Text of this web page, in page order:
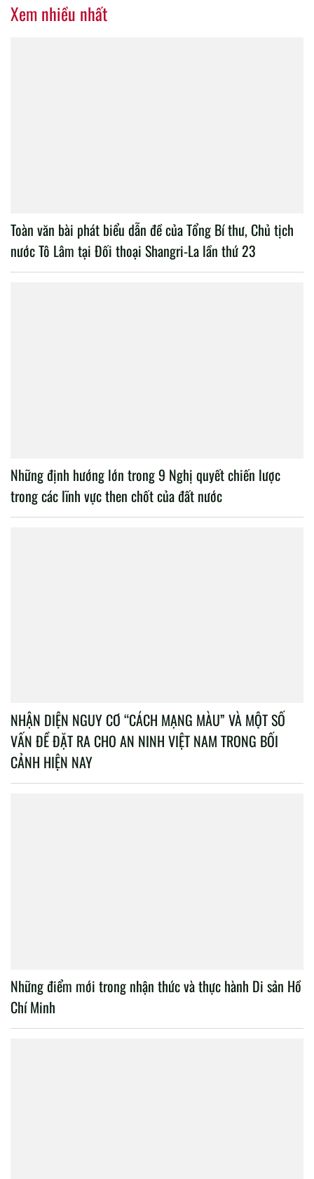
Xem nhiều nhất
Toàn văn bài phát biểu dẫn đề của Tổng Bí thư, Chủ tịch
nước Tô Lâm tại Đối thoại Shangri-La lần thứ 23
Những định hướng lớn trong 9 Nghị quyết chiến lược
trong các lĩnh vực then chốt của đất nước
NHẬN DIỆN NGUY CƠ “CÁCH MẠNG MÀU” VÀ MỘT SỐ
VẤN ĐỀ ĐẶT RA CHO AN NINH VIỆT NAM TRONG BỐI
CẢNH HIỆN NAY
Những điểm mới trong nhận thức và thực hành Di sản Hồ
Chí Minh